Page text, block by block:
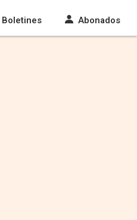
Boletines Abonados